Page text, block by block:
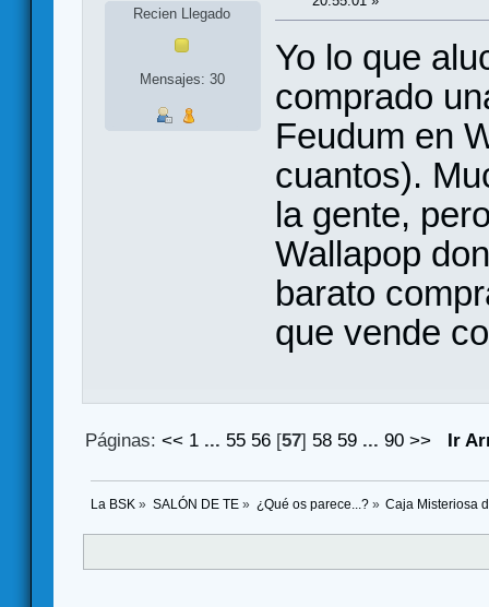
Recien Llegado
Mensajes: 30
Yo lo que
comprado
Feudum en
cuantos).
la gente,
Wallapop
barato
que vende
Páginas:<< 1 ... 55 56 [57] 58 59 ...90 >> Ir
La BSK » SALÓN DE TE» ¿Qué os parece...?» Caja Misteriosa